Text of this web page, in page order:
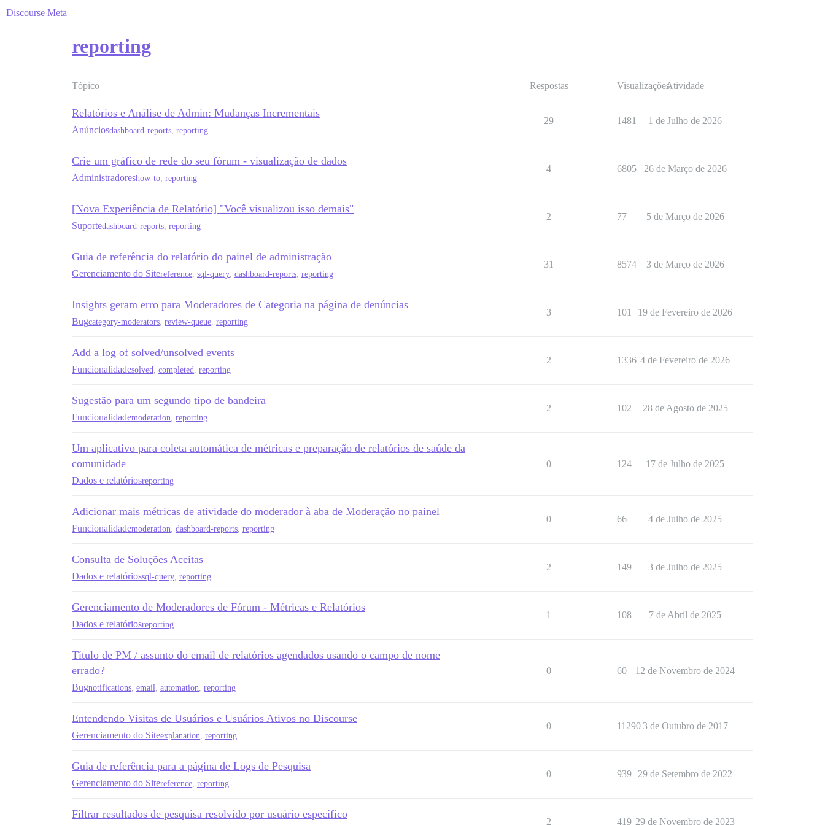
Discourse Meta
reporting
Tópico Respostas VisualizaçõesAtividade
Relatórios e Análise de Admin: Mudanças Incrementais
Anúnciosdashboard-reports reporting
29 1481 1 de Julho de 2026
Crie um gráfico de rede do seu fórum - visualização de dados
Administradoreshow-to reporting
4 6805 26 de Março de 2026
[Nova Experiência de Relatório] "Você visualizou isso demais"
Suportedashboard-reports reporting
2 77 5 de Março de 2026
Guia de referência do relatório do painel de administração
Gerenciamento do Sitereference sql-query dashboard-reports reporting
31 8574 3 de Março de 2026
Insights geram erro para Moderadores de Categoria na página de denúncias
Bugcategory-moderators review-queue reporting
3 101 19 de Fevereiro de 2026
Add a log of solved/unsolved events
Funcionalidadesolved completed reporting
2 1336 4 de Fevereiro de 2026
Sugestão para um segundo tipo de bandeira
Funcionalidademoderation reporting
2 102 28 de Agosto de 2025
Um aplicativo para coleta automática de métricas e preparação de relatórios de saúde da
comunidade
Dados e relatóriosreporting
0 124 17 de Julho de 2025
Adicionar mais métricas de atividade do moderador à aba de Moderação no painel
Funcionalidademoderation dashboard-reports reporting
0 66 4 de Julho de 2025
Consulta de Soluções Aceitas
Dados e relatóriossql-query reporting
2 149 3 de Julho de 2025
Gerenciamento de Moderadores de Fórum - Métricas e Relatórios
Dados e relatóriosreporting
1 108 7 de Abril de 2025
Título de PM / assunto do email de relatórios agendados usando o campo de nome
errado?
Bugnotifications email automation reporting
0 60 12 de Novembro de 2024
Entendendo Visitas de Usuários e Usuários Ativos no Discourse
Gerenciamento do Siteexplanation reporting
0 11290 3 de Outubro de 2017
Guia de referência para a página de Logs de Pesquisa
Gerenciamento do Sitereference reporting
0 939 29 de Setembro de 2022
Filtrar resultados de pesquisa resolvido por usuário específico
2 419 29 de Novembro de 2023